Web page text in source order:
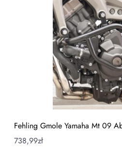
Fehling Gmole Yamaha Mt 09
738,99zł